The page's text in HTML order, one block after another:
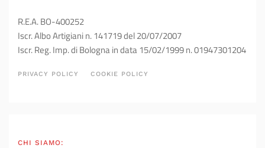
R.E.A. BO-400252
Iscr. Albo Artigiani n. 141719 del 20/07/2007
Iscr. Reg. Imp. di Bologna in data 15/02/1999 n. 01947301204
PRIVACY POLICY COOKIE POLICY
CHI SIAMO: